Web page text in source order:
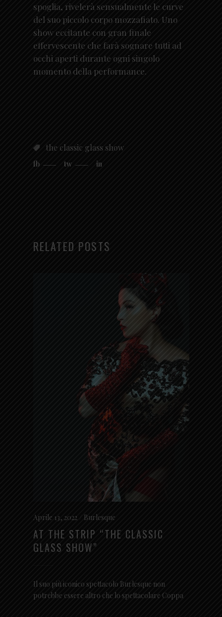
spoglia, rivelerà sensualmente le curve
del suo piccolo corpo mozzafiato. Uno
show eccitante con gran finale
effervescente che farà sognare tutti ad
occhi aperti durante ogni singolo
momento della performance.
the classic glass show
fb tw in
RELATED POSTS
Aprile 13, 2022 Burlesque
AT THE STRIP “THE CLASSIC
GLASS SHOW”
Il suo più iconico spettacolo Burlesque non
potrebbe essere altro che lo spettacolare Coppa